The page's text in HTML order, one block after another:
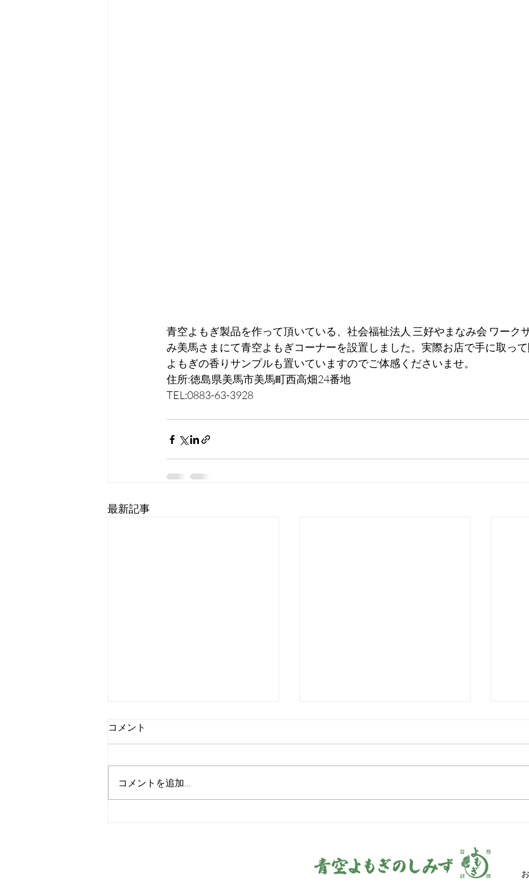
青空よもぎ製品を作って頂いている、社会福祉法人 三好やまなみ会 ワーク
み美馬さまにて青空よもぎコーナーを設置しました。実際お店で手に取っ
よもぎの香りサンプルも置いていますのでご体感くださいませ。
住所:徳島県美馬市美馬町西高畑24番地
TEL:0883-63-3928
最新記事
Veggyブースにて出展しまし
た。青空よもぎのしみず、よ
も
コメント
コメントを追加…